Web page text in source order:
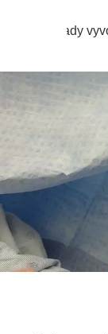
Babské rady